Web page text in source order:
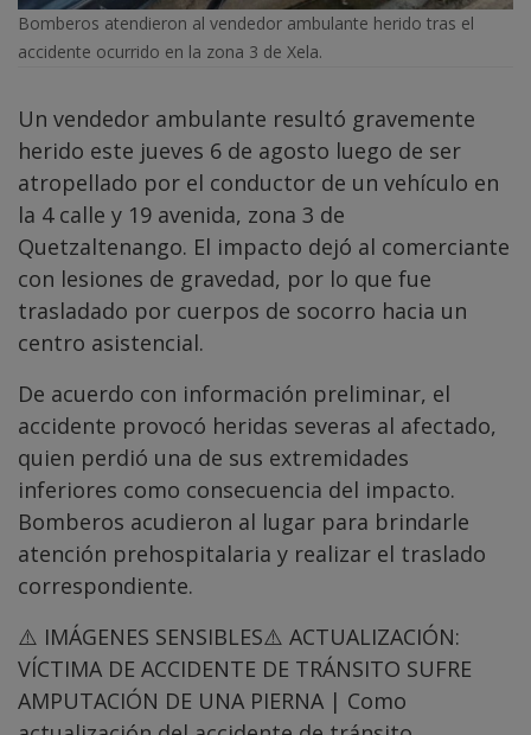
Bomberos atendieron al vendedor ambulante herido tras el
accidente ocurrido en la zona 3 de Xela.
Un vendedor ambulante resultó gravemente
herido este jueves 6 de agosto luego de ser
atropellado por el conductor de un vehículo en
la 4 calle y 19 avenida, zona 3 de
Quetzaltenango. El impacto dejó al comerciante
con lesiones de gravedad, por lo que fue
trasladado por cuerpos de socorro hacia un
centro asistencial.
De acuerdo con información preliminar, el
accidente provocó heridas severas al afectado,
quien perdió una de sus extremidades
inferiores como consecuencia del impacto.
Bomberos acudieron al lugar para brindarle
atención prehospitalaria y realizar el traslado
correspondiente.
⚠️ IMÁGENES SENSIBLES⚠️ ACTUALIZACIÓN:
VÍCTIMA DE ACCIDENTE DE TRÁNSITO SUFRE
AMPUTACIÓN DE UNA PIERNA | Como